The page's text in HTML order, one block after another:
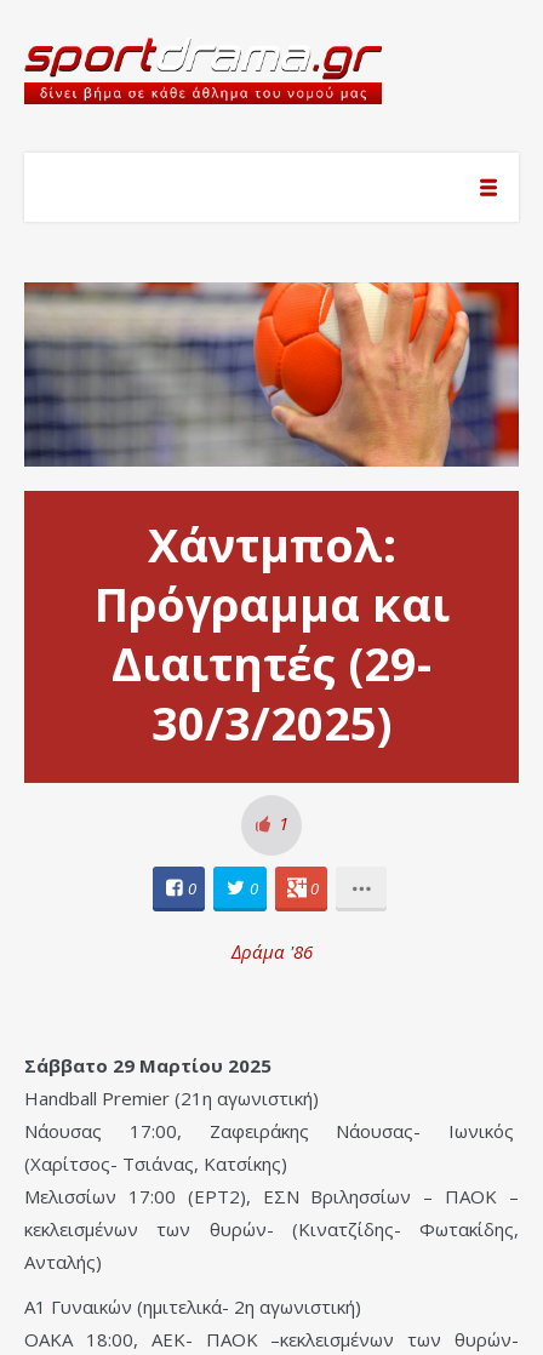
Χάντμπολ:
Πρόγραμμα και
Διαιτητές (29-
30/3/2025)
1
0 0 0
Δράμα '86
Σάββατο 29 Μαρτίου 2025
Handball Premier (21η αγωνιστική)
Νάουσας 17:00, Ζαφειράκης Νάουσας- Ιωνικός
(Χαρίτσος- Τσιάνας, Κατσίκης)
Μελισσίων 17:00 (ΕΡΤ2), ΕΣΝ Βριλησσίων – ΠΑΟΚ –
κεκλεισμένων των θυρών- (Κινατζίδης- Φωτακίδης,
Ανταλής)
Α1 Γυναικών (ημιτελικά- 2η αγωνιστική)
ΟΑΚΑ 18:00, ΑΕΚ- ΠΑΟΚ –κεκλεισμένων των θυρών-